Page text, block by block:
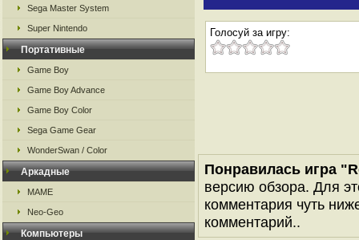
Sega Master System
Super Nintendo
Портативные
Game Boy
Game Boy Advance
Game Boy Color
Sega Game Gear
WonderSwan / Color
Аркадные
MAME
Neo-Geo
Компьютеры
Голосуй за игру:
Понравилась игра
версию обзора. Для
комментария чуть
комментарий..